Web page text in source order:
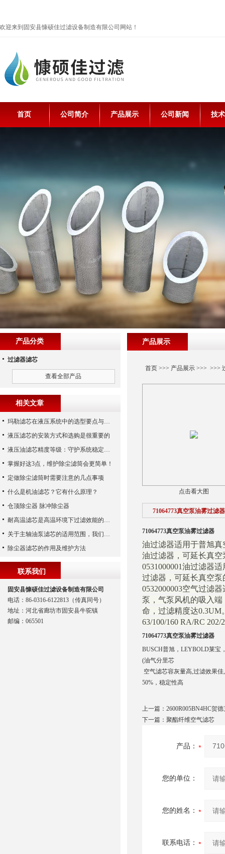
欢迎来到固安县慷硕佳过滤设备制造有限公司网站！
首页 公司简介 产品展示 公司新闻 技
产品展示
首页>>> 产品展示>>> >>>
点击看大图
71064773真空泵油雾过滤器
71064773真空泵油雾过滤器
油过滤器适用于普旭真
油过滤器，可延长真
0531000001油过滤器
过滤器，可延长真空
0532000003空气过滤
泵，气泵风机的吸入
命，过滤精度达0.3UM
63/100/160 RA/RC
71064773真空泵油雾过滤器
BUSCH普旭，LEYBOLD莱宝
(油气分里芯
空气滤芯容灰量高,过滤效果
50%，稳定性高
上一篇： 2600R005BN4HC贺
下一篇： 聚酯纤维空气滤芯
产品：
您的单位：
您的姓名：
联系电话：
产品分类
过滤器滤芯
查看全部产品
相关文章
玛勒滤芯在液压系统中的选型要点与常见误区
液压滤芯的安装方式和选购是很重要的
液压油滤芯精度等级：守护系统稳定与寿命的“微米标尺”
掌握好这3点，维护除尘滤筒会更简单！
定做除尘滤筒时需要注意的几点事项
什么是机油滤芯？它有什么原理？
仓顶除尘器 脉冲除尘器
耐高温滤芯是高温环境下过滤效能的安全守护者
关于主轴油泵滤芯的适用范围，我们已经为您整理好了
除尘器滤芯的作用及维护方法
联系我们
固安县慷硕佳过滤设备制造有限公司
电话：86-0316-6122813（传真同号）
地址：河北省廊坊市固安县牛驼镇
邮编：065501